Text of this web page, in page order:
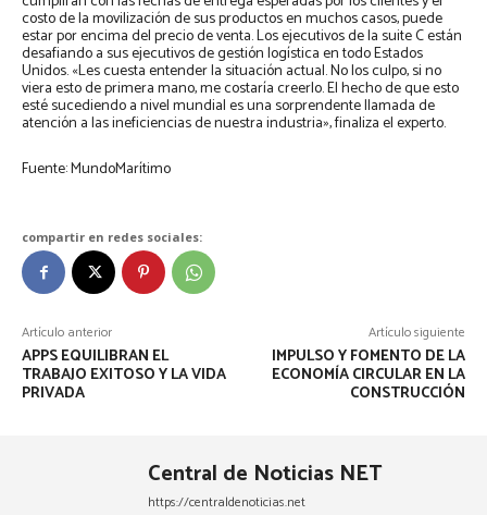
costo de la movilización de sus productos en muchos casos, puede
estar por encima del precio de venta. Los ejecutivos de la suite C están
desafiando a sus ejecutivos de gestión logística en todo Estados
Unidos. «Les cuesta entender la situación actual. No los culpo, si no
viera esto de primera mano, me costaría creerlo. El hecho de que esto
esté sucediendo a nivel mundial es una sorprendente llamada de
atención a las ineficiencias de nuestra industria», finaliza el experto.
Fuente: MundoMarítimo
compartir en redes sociales:
Artículo anterior
APPS EQUILIBRAN EL
TRABAJO EXITOSO Y LA VIDA
PRIVADA
Artículo siguiente
IMPULSO Y FOMENTO DE LA
ECONOMÍA CIRCULAR EN LA
CONSTRUCCIÓN
Central de Noticias NET
https://centraldenoticias.net